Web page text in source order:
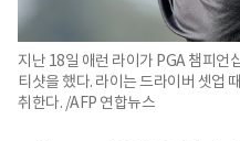
지난 18일 애런 라이가 PGA 챔피언
티샷을 했다. 라이는 드라이버 셋업
취한다. /AFP 연합뉴스